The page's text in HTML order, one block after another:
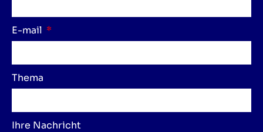
E-mail
Thema
Ihre Nachricht